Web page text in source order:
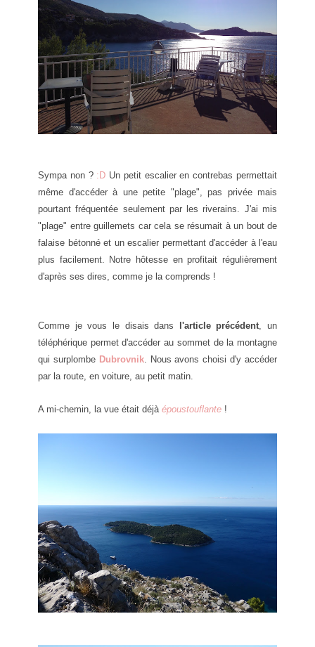
Sympa non? :D Un petit escalier en contrebas permettait
même d'accéder à une petite "plage", pas privée mais
pourtant fréquentée seulement par les riverains. J'ai mis
"plage" entre guillemets car cela se résumait à un bout de
falaise bétonné et un escalier permettant d'accéder à l'eau
plus facilement. Notre hôtesse en profitait régulièrement
d'après ses dires, comme je la comprends !
Comme je vous le disais dans l'article précédent, un
téléphérique permet d'accéder au sommet de la montagne
qui surplombe Dubrovnik. Nous avons choisi d'y accéder
par la route, en voiture, au petit matin.
A mi-c hemin, la vue était déjà époustouflante !